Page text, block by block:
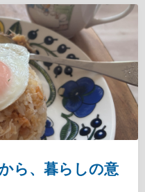
ら、暮らしの意